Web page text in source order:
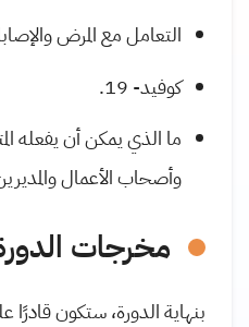
التعامل مع المرض
كوفيد- 19.
ما الذي يمكن أن يفعله
وأصحاب الأعمال
مخرجات
بنهاية الدورة، ستكون قادرًا